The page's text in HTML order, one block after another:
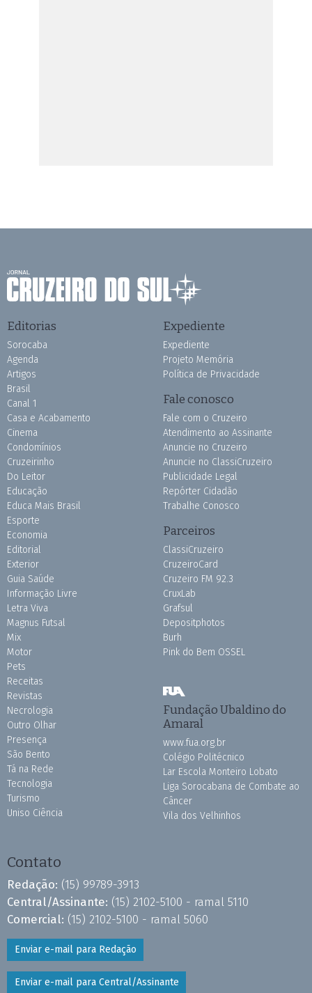
Editorias
Sorocaba
Agenda
Artigos
Brasil
Canal 1
Casa e Acabamento
Cinema
Condomínios
Cruzeirinho
Do Leitor
Educação
Educa Mais Brasil
Esporte
Economia
Editorial
Exterior
Guia Saúde
Informação Livre
Letra Viva
Magnus Futsal
Mix
Motor
Pets
Receitas
Revistas
Necrologia
Outro Olhar
Presença
São Bento
Tá na Rede
Tecnologia
Turismo
Uniso Ciência
Expediente
Expediente
Projeto Memória
Política de Privacidade
Fale conosco
Fale com o Cruzeiro
Atendimento ao Assinante
Anuncie no Cruzeiro
Anuncie no ClassiCruzeiro
Publicidade Legal
Repórter Cidadão
Trabalhe Conosco
Parceiros
ClassiCruzeiro
CruzeiroCard
Cruzeiro FM 92.3
CruxLab
Grafsul
Depositphotos
Burh
Pink do Bem OSSEL
Fundação Ubaldino do
Amaral
www.fua.org.br
Colégio Politécnico
Lar Escola Monteiro Lobato
Liga Sorocabana de Combate ao
Câncer
Vila dos Velhinhos
Contato
Redação: (15) 99789-3913
Central/Assinante: (15) 2102-5100 - ramal 5110
Comercial: (15) 2102-5100 - ramal 5060
Enviar e-mail para Redação
Enviar e-mail para Central/Assinante